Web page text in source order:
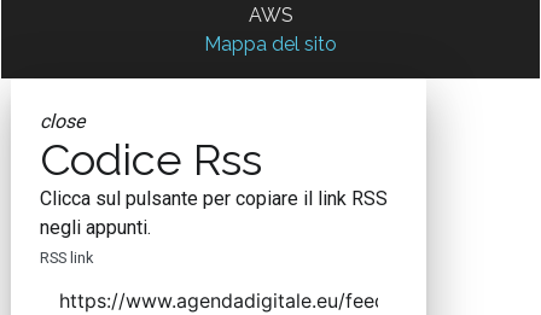
AWS
Mappa del sito
close
Codice Rss
Clicca sul pulsante per copiare il link RSS
negli appunti.
RSS link